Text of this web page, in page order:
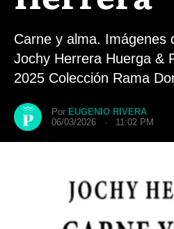
Carne y alma. Imágenes
Jochy Herrera Huerga &
2025 Colección Rama
Por EUGENIO RIVERA
06/03/2026 · 11:02 PM